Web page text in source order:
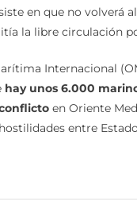
en que no volverá
la libre circulación
Internacional
hay unos 6.000
en Oriente
entre